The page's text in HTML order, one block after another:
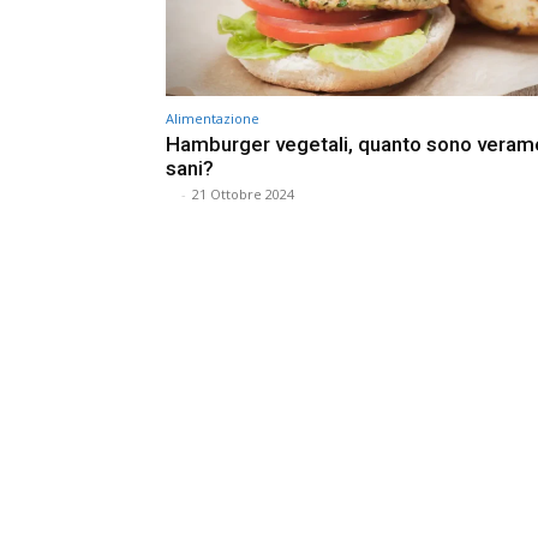
Alimentazione
Hamburger vegetali, quanto sono
sani?
- 21 Ottobre 2024